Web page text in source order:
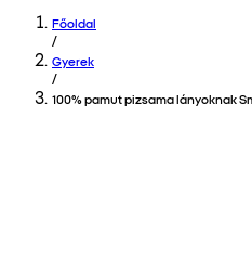
Főoldal
/
Gyerek
/
100% pamut pizsama lányoknak